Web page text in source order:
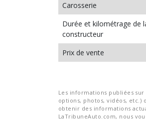
Carosserie
Durée et kilométrage de
constructeur
Prix de vente
Les informations publiées
options, photos, vidéos,
obtenir des informations
LaTribuneAuto.com, nous